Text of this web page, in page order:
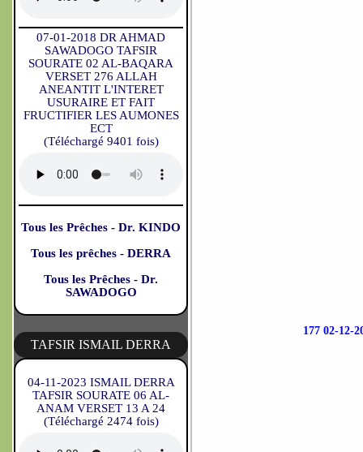
07-01-2018 DR AHMAD
SAWADOGO TAFSIR
SOURATE 02 AL-BAQARA
VERSET 276 ALLAH
ANEANTIT L'INTERET
USURAIRE ET FAIT
FRUCTIFIER LES AUMONES
ECT
(Téléchargé 9401 fois)
Tous les Prêches - Dr. KINDO
Tous les prêches - DERRA
Tous les Prêches - Dr.
SAWADOGO
TAFSIR ISMAIL DERRA
04-11-2023 ISMAIL DERRA
TAFSIR SOURATE 06 AL-
ANAM VERSET 13 A 24
(Téléchargé 2474 fois)
177 02-12-